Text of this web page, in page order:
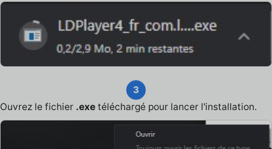
3
Ouvrez le fichier .exe téléchargé pour lancer l'installation.